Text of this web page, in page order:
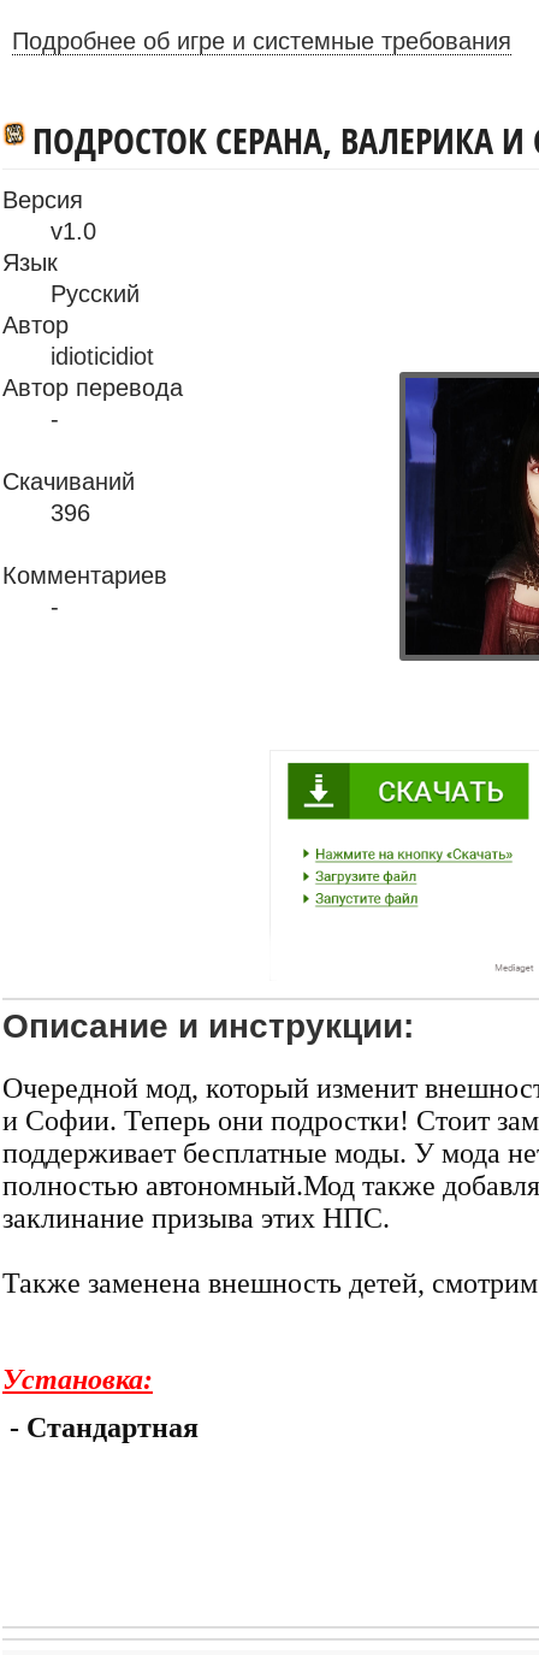
Подробнее об игре и системные требования
ПОДРОСТОК СЕРАНА, ВАЛЕРИКА
Версия
v1.0
Язык
Русский
Автор
idioticidiot
Автор перевода
-
Скачиваний
396
Комментариев
-
Описание и инструкции:
Очередной мод, который изменит
и Софии. Теперь они подростки! Стоит
поддерживает бесплатные моды. У мода
полностью автономный.Мод также
заклинание призыва этих НПС.
Также заменена внешность детей,
Установка:
- Стандартная